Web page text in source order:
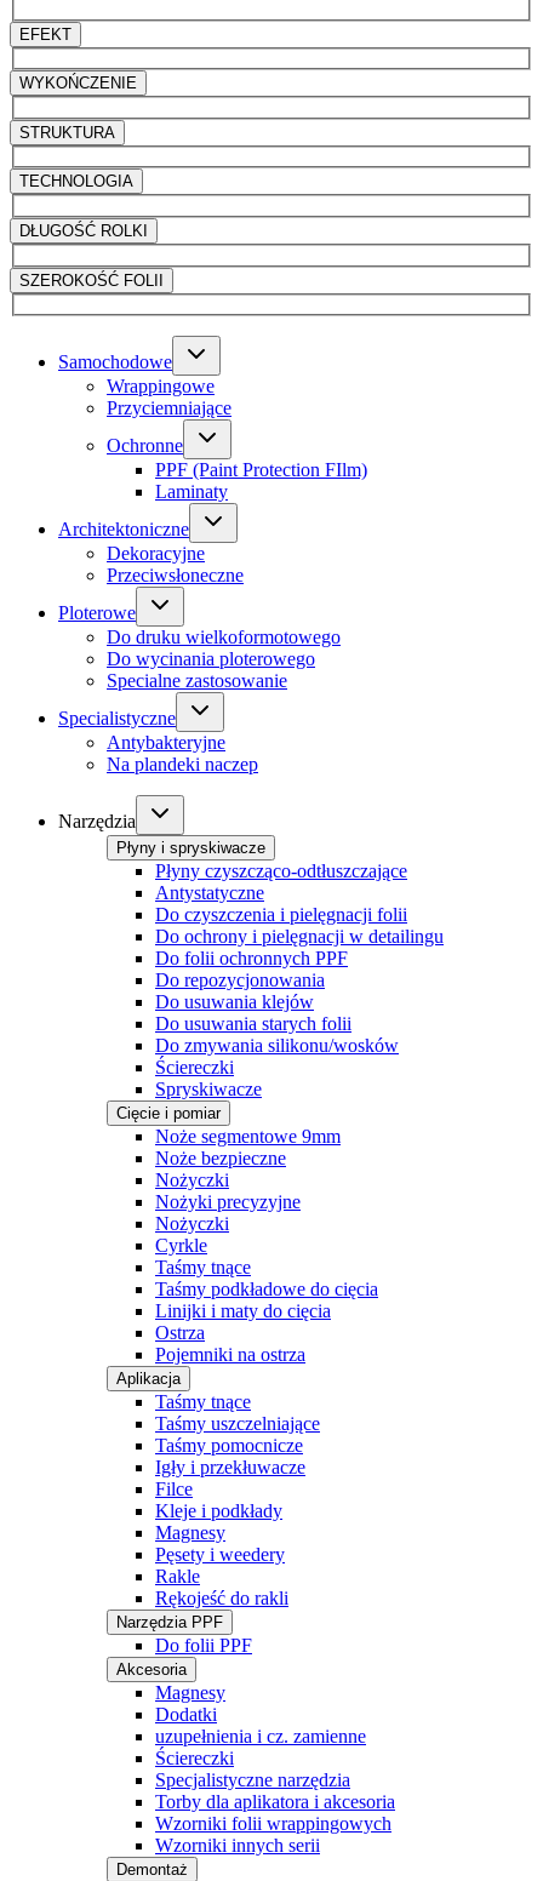
EFEKT
WYKOŃCZENIE
STRUKTURA
TECHNOLOGIA
DŁUGOŚĆ ROLKI
SZEROKOŚĆ FOLII
Samochodowe
Wrappingowe
Przyciemniające
Ochronne
PPF (Paint Protection FIlm)
Laminaty
Architektoniczne
Dekoracyjne
Przeciwsłoneczne
Ploterowe
Do druku wielkoformotowego
Do wycinania ploterowego
Specialne zastosowanie
Specialistyczne
Antybakteryjne
Na plandeki naczep
Narzędzia
Płyny i spryskiwacze
Płyny czyszcząco-odtłuszczające
Antystatyczne
Do czyszczenia i pielęgnacji folii
Do ochrony i pielęgnacji w detailingu
Do folii ochronnych PPF
Do repozycjonowania
Do usuwania klejów
Do usuwania starych folii
Do zmywania silikonu/wosków
Ściereczki
Spryskiwacze
Cięcie i pomiar
Noże segmentowe 9mm
Noże bezpieczne
Nożyczki
Nożyki precyzyjne
Nożyczki
Cyrkle
Taśmy tnące
Taśmy podkładowe do cięcia
Linijki i maty do cięcia
Ostrza
Pojemniki na ostrza
Aplikacja
Taśmy tnące
Taśmy uszczelniające
Taśmy pomocnicze
Igły i przekłuwacze
Filce
Kleje i podkłady
Magnesy
Pęsety i weedery
Rakle
Rękojeść do rakli
Narzędzia PPF
Do folii PPF
Akcesoria
Magnesy
Dodatki
uzupełnienia i cz. zamienne
Ściereczki
Specjalistyczne narzędzia
Torby dla aplikatora i akcesoria
Wzorniki folii wrappingowych
Wzorniki innych serii
Demontaż